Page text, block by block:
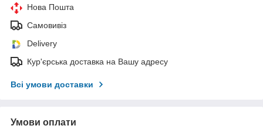
Нова Пошта
Самовивіз
Delivery
Кур'єрська доставка на Вашу адресу
Всі умови доставки
Умови оплати